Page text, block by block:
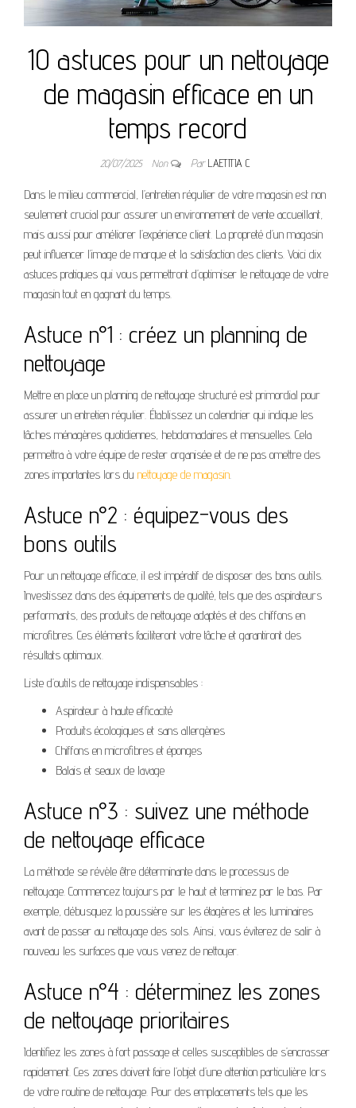
10 astuces pour un nettoyage
de magasin efficace en un
temps record
20/07/2025 Non ParLAETITIA C
Dans le milieu commercial, l’entretien régulier de votre magasin est non
seulement crucial pour assurer un environnement de vente accueillant,
mais aussi pour améliorer l’expérience client. La propreté d’un magasin
peut influencer l’image de marque et la satisfaction des clients. Voici dix
astuces pratiques qui vous permettront d’optimiser le nettoyage de votre
magasin tout en gagnant du temps.
Astuce n°1 : créez un planning de
nettoyage
Mettre en place un planning de nettoyage structuré est primordial pour
assurer un entretien régulier. Établissez un calendrier qui indique les
tâches ménagères quotidiennes, hebdomadaires et mensuelles. Cela
permettra à votre équipe de rester organisée et de ne pas omettre des
zones importantes lors du nettoyage de magasin.
Astuce n°2 : équipez-vous des
bons outils
Pour un nettoyage efficace, il est impératif de disposer des bons outils.
Investissez dans des équipements de qualité, tels que des aspirateurs
performants, des produits de nettoyage adaptés et des chiffons en
microfibres. Ces éléments faciliteront votre tâche et garantiront des
résultats optimaux.
Liste d’outils de nettoyage indispensables :
Aspirateur à haute efficacité
Produits écologiques et sans allergènes
Chiffons en microfibres et éponges
Balais et seaux de lavage
Astuce n°3 : suivez une méthode
de nettoyage efficace
La méthode se révèle être déterminante dans le processus de
nettoyage. Commencez toujours par le haut et terminez par le bas. Par
exemple, débusquez la poussière sur les étagères et les luminaires
avant de passer au nettoyage des sols. Ainsi, vous éviterez de salir à
nouveau les surfaces que vous venez de nettoyer.
Astuce n°4 : déterminez les zones
de nettoyage prioritaires
Identifiez les zones à fort passage et celles susceptibles de s’encrasser
rapidement. Ces zones doivent faire l’objet d’une attention particulière lors
de votre routine de nettoyage. Pour des emplacements tels que les